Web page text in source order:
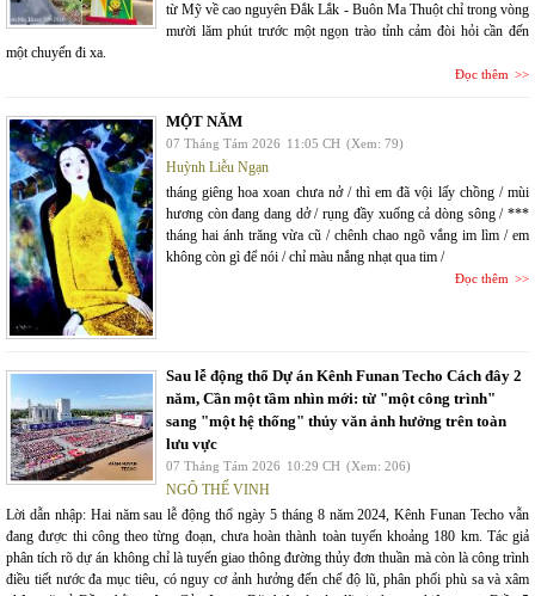
từ Mỹ về cao nguyên Đắk Lắk - Buôn Ma Thuột chỉ trong vòng
mười lăm phút trước một ngọn trào tỉnh cảm đòi hỏi cần đến
một chuyến đi xa.
Đọc thêm
MỘT NĂM
07 Tháng Tám 2026 11:05 CH (Xem: 79)
Huỳnh Liễu Ngạn
tháng giêng hoa xoan chưa nở / thì em đã vội lấy chồng / mùi
hương còn đang dang dở / rụng đầy xuống cả dòng sông / ***
tháng hai ánh trăng vừa cũ / chênh chao ngõ vắng im lìm / em
không còn gì để nói / chỉ màu nắng nhạt qua tim /
Đọc thêm
Sau lễ động thổ Dự án Kênh Funan Techo Cách đây 2
năm, Cần một tầm nhìn mới: từ "một công trình"
sang "một hệ thống" thủy văn ảnh hưởng trên toàn
lưu vực
07 Tháng Tám 2026 10:29 CH (Xem: 206)
NGÔ THẾ VINH
Lời dẫn nhập: Hai năm sau lễ động thổ ngày 5 tháng 8 năm 2024, Kênh Funan Techo vẫn
đang được thi công theo từng đoạn, chưa hoàn thành toàn tuyến khoảng 180 km. Tác giả
phân tích rõ dự án không chỉ là tuyến giao thông đường thủy đơn thuần mà còn là công trình
điều tiết nước đa mục tiêu, có nguy cơ ảnh hưởng đến chế độ lũ, phân phối phù sa và xâm